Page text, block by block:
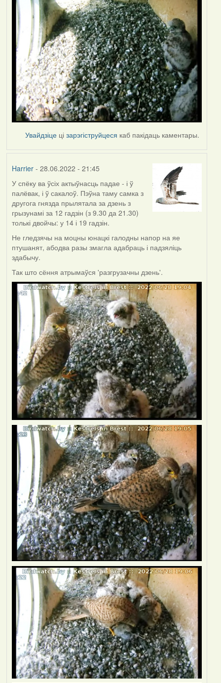
Увайдзіце цізарэгіструйцеся каб пакідаць каментары.
Harrier- 28.06.2022 - 21:45
У спёку ва ўсіх актыўнасць падае - і ў
палёвак, і ў сакалоў. Пэўна таму самка з
другога гнязда прылятала за дзень з
грызунамі за 12 гадзін (з 9.30 да 21.30)
толькі двойчы: у 14 і 19 гадзін.
Не гледзячы на моцны юнацкі галодны напор на яе
птушанят, абодва разы змагла адабраць і падзяліць
здабычу.
Так што сёння атрымаўся 'разгрузачны дзень'.